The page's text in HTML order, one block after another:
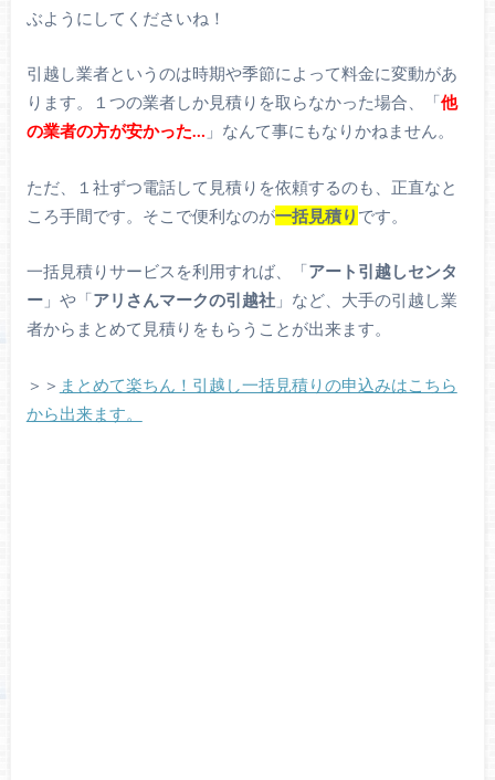
ぶようにしてくださいね！
引越し業者というのは時期や季節によって料金に変動があ
ります。１つの業者しか見積りを取らなかった場合、「他
の業者の方が安かった… 」なんて事にもなりかねません。
ただ、１社ずつ電話して見積りを依頼するのも、正直なと
ころ手間です。そこで便利なのが一括見積り です。
一括見積りサービスを利用すれば、「アート引越しセンタ
ー」や「アリさんマークの引越社」など、大手の引越し業
者からまとめて見積りをもらうことが出来ます。
＞＞ まとめて楽ちん！引越し一括見積りの申込みはこちら
から出来ます。